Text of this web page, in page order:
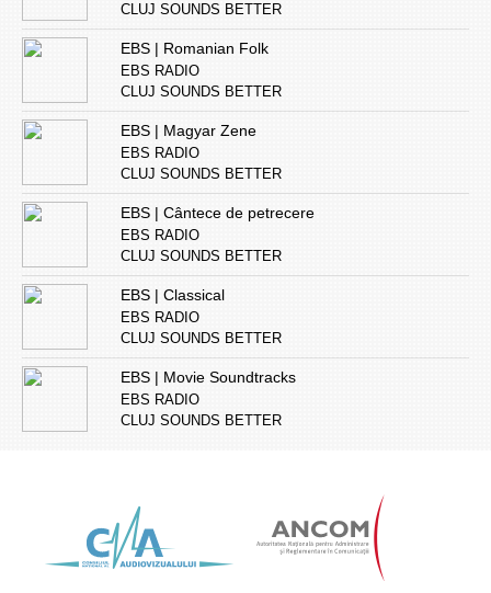
CLUJ SOUNDS BETTER
EBS | Romanian Folk
EBS RADIO
CLUJ SOUNDS BETTER
EBS | Magyar Zene
EBS RADIO
CLUJ SOUNDS BETTER
EBS | Cântece de petrecere
EBS RADIO
CLUJ SOUNDS BETTER
EBS | Classical
EBS RADIO
CLUJ SOUNDS BETTER
EBS | Movie Soundtracks
EBS RADIO
CLUJ SOUNDS BETTER